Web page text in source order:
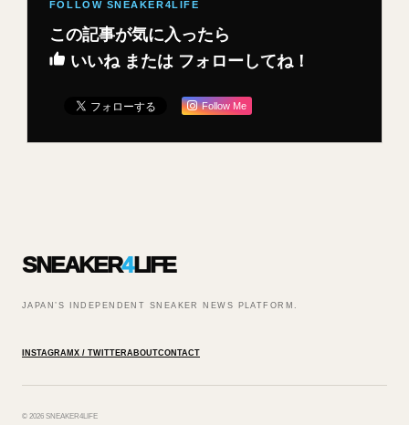
この記事が気に入ったら
いいね または フォローしてね！
Follow Me
SNEAKER4LIFE
JAPAN’S INDEPENDENT SNEAKER NEWS PLATFORM.
INSTAGRAM X / TWITTERABOUTCONTACT
© 2026 SNEAKER4LIFE